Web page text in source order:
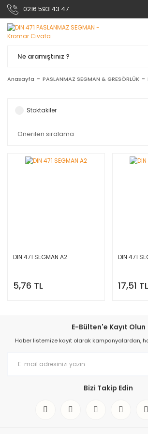
0216 593 43 47
Anasayfa PASLANMAZ SEGMAN & GRESÖRLÜK
Stoktakiler
DIN 471 SEGMAN A2
5,76 TL
DIN 471
17,51 TL
E-Bülten'e Kayıt Olun
Haber listemize kayıt olarak kampanyalardan,
Bizi Takip Edin